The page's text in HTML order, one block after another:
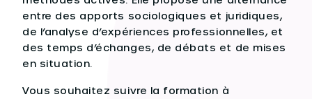
entre des apports sociologiques et juridiques,
de l’analyse d’expériences professionnelles, et
des temps d’échanges, de débats et de mises
en situation.
Vous souhaitez suivre la formation à